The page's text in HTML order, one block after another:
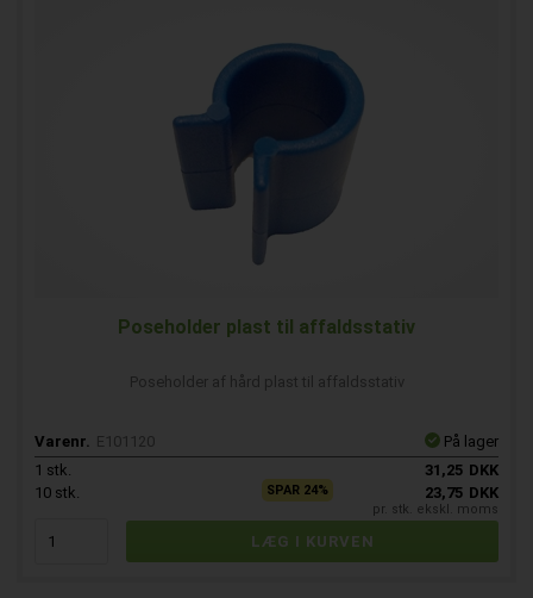
Poseholder plast til affaldsstativ
Poseholder af hård plast til affaldsstativ
Varenr. E101120
På lager
1 stk. 31,25 DKK
10 stk. SPAR 24% 23,75 DKK
pr. stk. ekskl. moms